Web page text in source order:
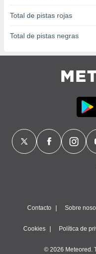
Total de pistas rojas
Total de pistas negras
Contacto Sobre
Cookies Política de
© 2026 Meteored.